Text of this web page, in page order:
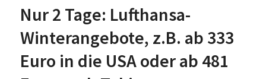
Nur 2 Tage: Lufthansa-
Winterangebote, z.B. ab 333
Euro in die USA oder ab 481